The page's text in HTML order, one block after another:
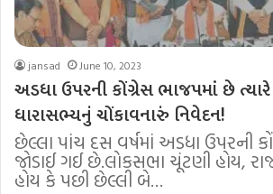
jansad June 10, 2023
અડધા ઉપરની કોંગ્રેસ ભાજપમાં છે
ધારાસભ્યનું ચોંકાવનારું નિવેદન!
છેલ્લા પાંચ દસ વર્ષમાં અડધા ઉપરની
જોડાઈ ગઈ છે.લોકસભા ચૂંટણી હોય,
હોય કે પછી છેલ્લી બે…